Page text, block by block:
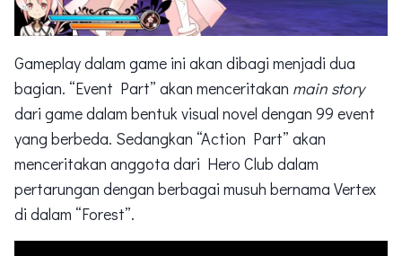
Gameplay dalam game ini akan dibagi menjadi dua
bagian. “Event Part” akan menceritakan main story
dari game dalam bentuk visual novel dengan 99 event
yang berbeda. Sedangkan “Action Part” akan
menceritakan anggota dari Hero Club dalam
pertarungan dengan berbagai musuh bernama Vertex
di dalam “Forest”.